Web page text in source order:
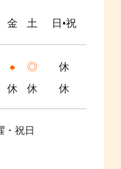
金 土 日•祝
● ◎
休
休 休 休
・祝日